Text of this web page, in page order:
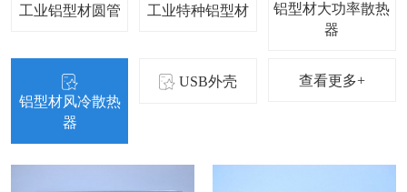
工业铝型材圆管 工业特种铝型材
铝型材大功率散热
器
铝型材风冷散热
器
USB外壳 查看更多+